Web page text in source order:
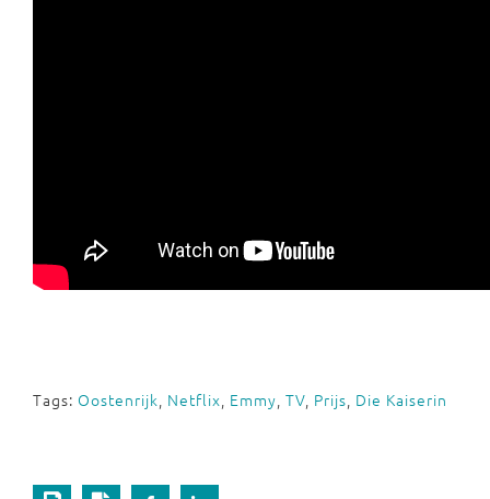
Tags: Oostenrijk, Netflix, Emmy, TV, Prijs, Die Kaiserin